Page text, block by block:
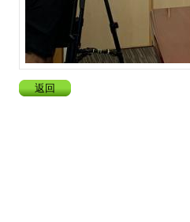
返回